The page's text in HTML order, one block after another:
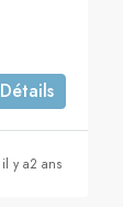
Détails
il y a2 ans